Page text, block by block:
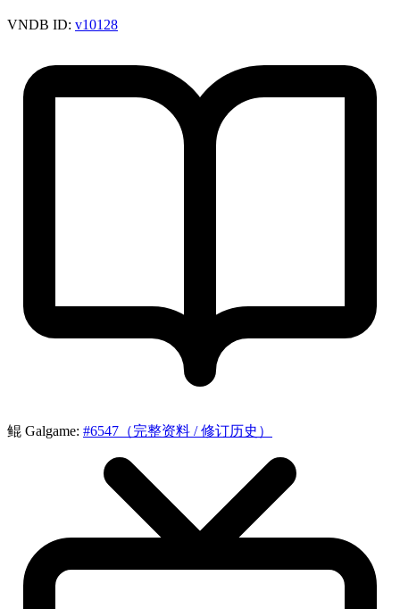
VNDB ID: v10128
鲲 Galgame: #6547（完整资料 / 修订历史）